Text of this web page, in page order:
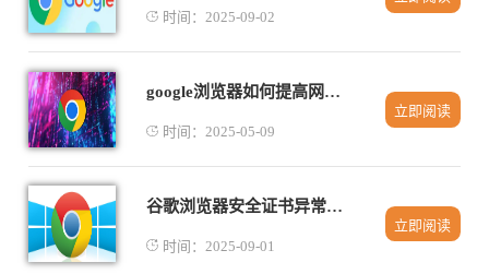
时间：2025-09-02
google浏览器如何提高网页渲染性能
时间：2025-05-09
立即阅读
谷歌浏览器安全证书异常快速排查与解决方案
时间：2025-09-01
立即阅读